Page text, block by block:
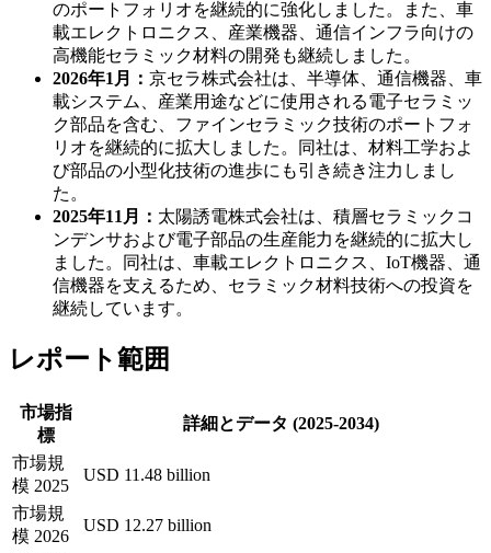
のポートフォリオを継続的に強化しました。また、車
載エレクトロニクス、産業機器、通信インフラ向けの
高機能セラミック材料の開発も継続しました。
2026年1月： 京セラ株式会社は、半導体、通信機器、車
載システム、産業用途などに使用される電子セラミッ
ク部品を含む、ファインセラミック技術のポートフォ
リオを継続的に拡大しました。同社は、材料工学およ
び部品の小型化技術の進歩にも引き続き注力しまし
た。
2025年11月： 太陽誘電株式会社は、積層セラミックコ
ンデンサおよび電子部品の生産能力を継続的に拡大し
ました。同社は、車載エレクトロニクス、IoT機器、通
信機器を支えるため、セラミック材料技術への投資を
継続しています。
レポート範囲
市場指
標
詳細とデータ (2025-2034)
市場規
模 2025
USD 11.48 billion
市場規
模 2026
USD 12.27 billion